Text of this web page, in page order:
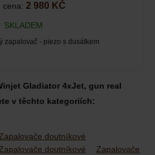
cena: 2 980 KČ
SKLADEM
zapalovač - piezo s dusátkem
Gladiator 4xJet, gun real
v těchto kategoriích:
Zapalovače doutníkové
Zapalovače doutníkové
Zapalovače